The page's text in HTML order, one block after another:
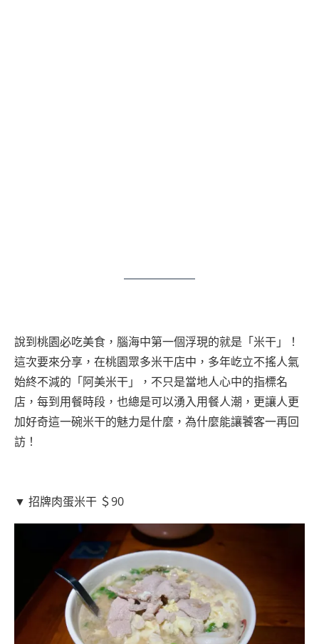
說到桃園必吃美食，腦海中第一個浮現的就是「米干」！
這次要來分享，在桃園眾多米干店中，多年屹立不搖人氣
始終不減的「阿美米干」，不只是當地人心中的指標名
店，每到用餐時段，也總是可以湧入用餐人潮，更讓人更
加好奇這一碗米干的魅力是什麼，為什麼能讓饕客一再回
訪！
▼ 招牌肉蛋米干 ＄90